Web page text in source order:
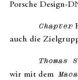
Porsche Design-
Chapter
auch die
Thomas
wir mit dem